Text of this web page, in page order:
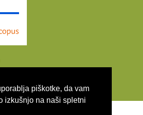
piškotke, da vam
izkušnjo na naši spletni